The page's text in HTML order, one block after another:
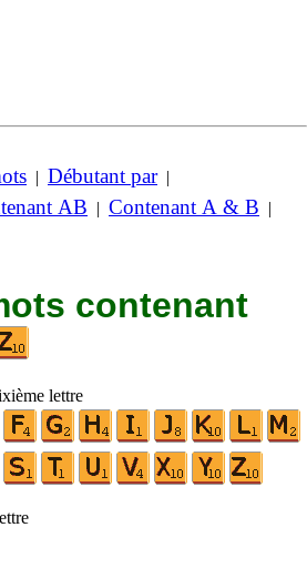
| Débutant par|
AB | Contenant A & B |
contenant
lettre